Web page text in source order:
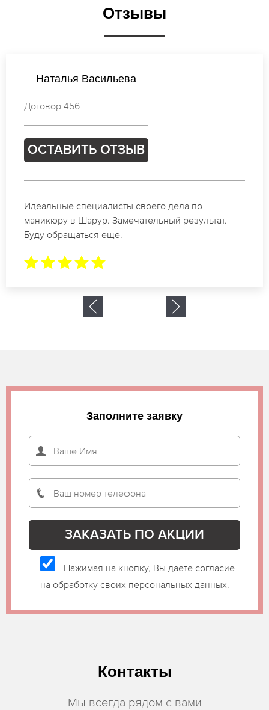
Отзывы
Елена Соколова
Договор 438
ОСТАВИТЬ ОТЗЫВ
Спасибо огромное. Заказывала маникюр на день
рождение в Шарур. За 1.5 часа все было готово.
Заполните заявку
Нажимая на кнопку, Вы даете согласие
на обработку своих персональных данных.
Контакты
Мы всегда рядом с вами